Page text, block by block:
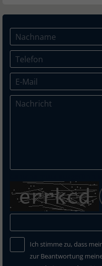
Ich stimme zu, dass
zur Beantwortung